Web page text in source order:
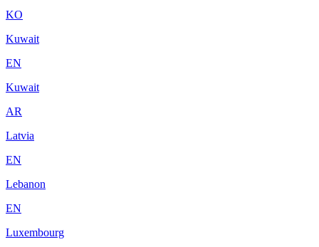
KO
Kuwait
EN
Kuwait
AR
Latvia
EN
Lebanon
EN
Luxembourg